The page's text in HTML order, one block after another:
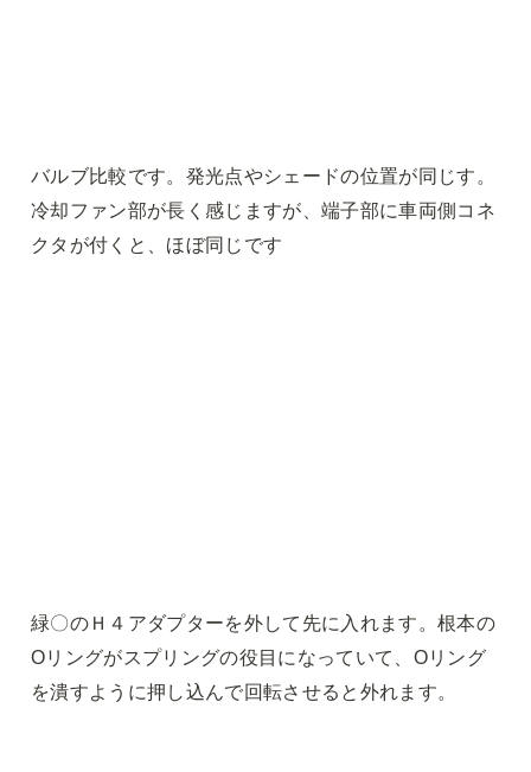
バルブ比較です。発光点やシェードの位置が同じす。
冷却ファン部が長く感じますが、端子部に車両側コネ
クタが付くと、ほぼ同じです
緑〇のＨ４アダプターを外して先に入れます。根本の
Oリングがスプリングの役目になっていて、Oリング
を潰すように押し込んで回転させると外れます。